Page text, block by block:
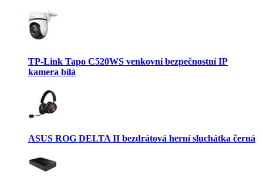
TP-Link Tapo C520WS venkovní bezpečnostní IP
kamera bílá
ASUS ROG DELTA II bezdrátová herní sluchátka černá